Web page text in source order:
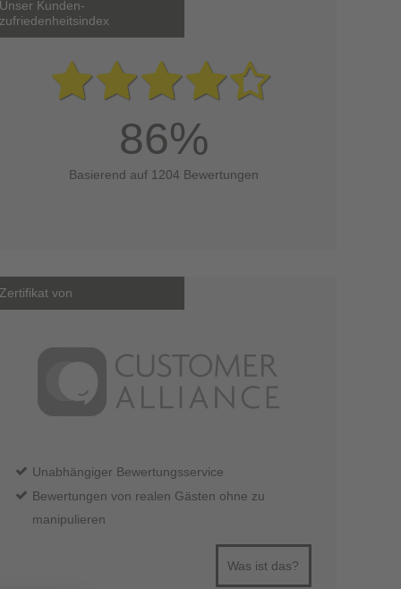
Unser Kunden-
zufriedenheitsindex
86%
Basierend auf 1204 Bewertungen
Zertifikat von
Unabhängiger Bewertungsservice
Bewertungen von realen Gästen ohne zu
manipulieren
Was ist das?